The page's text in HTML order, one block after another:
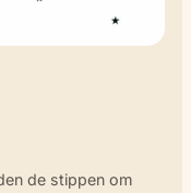
de stippen om